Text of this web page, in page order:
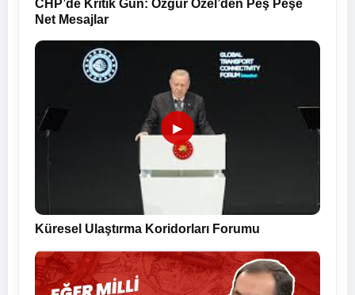
CHP’de Kritik Gün: Özgür Özel’den Peş Peşe
Net Mesajlar
▶
Küresel Ulaştırma Koridorları Forumu